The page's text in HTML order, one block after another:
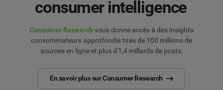
consumer intelligence
Consumer Research vous donne accès à des insights
consommateurs approfondis tirés de 100 millions de
sources en ligne et plus d'1,4 millards de posts.
En savoir plus sur Consumer Research